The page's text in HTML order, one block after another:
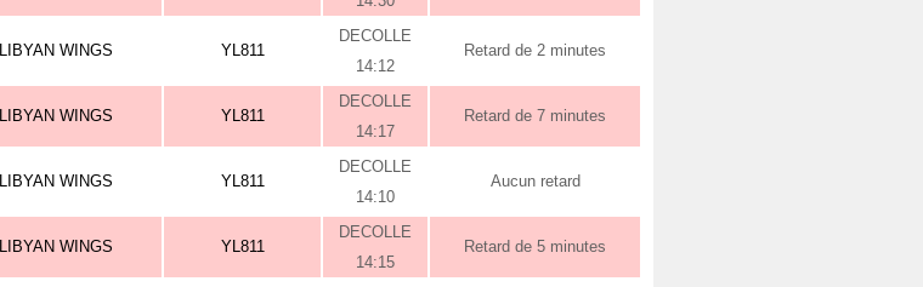
LIBYAN WINGS YL811
DECOLLE
14:12
Retard de 2 minutes
LIBYAN WINGS YL811
DECOLLE
14:17
Retard de 7 minutes
LIBYAN WINGS YL811
DECOLLE
14:10
Aucun retard
LIBYAN WINGS YL811
DECOLLE
14:15
Retard de 5 minutes